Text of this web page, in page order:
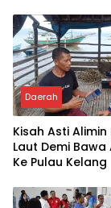
Daerah
Kisah Asti
Laut Demi Bawa
Ke Pulau Kelang